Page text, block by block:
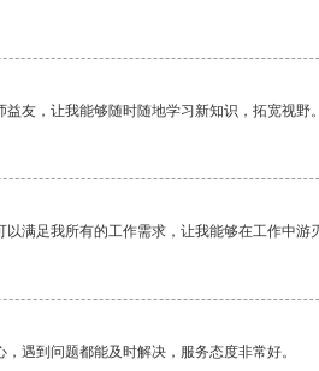
友，让我能够随时随地学习新知识，拓宽视野。
满足我所有的工作需求，让我能够在工作中游
遇到问题都能及时解决，服务态度非常好。